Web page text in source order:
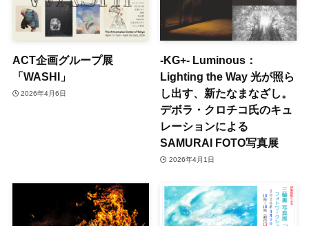
ACT企画グループ展
「WASHI」
2026年4月6日
-KG+- Luminous：
Lighting the Way 光が照ら
し出す、新たなまなざし。
デボラ・クロチコ氏のキュ
レーションによる
SAMURAI FOTO写真展
2026年4月1日